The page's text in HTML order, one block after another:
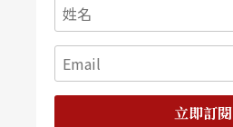
立即訂閱